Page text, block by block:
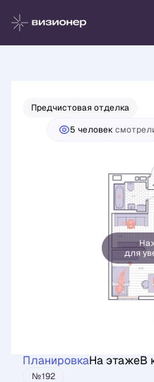
2-комнатная
Ипотека от 34 010 руб./мес.
Предчистовая отделка
5 человек
для
ПланировкаНа этажеВ
№192